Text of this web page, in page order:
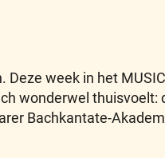
week in het
wonderwel
Bachkantate-